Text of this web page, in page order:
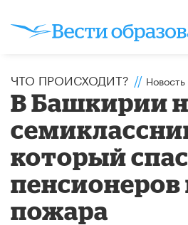
ЧТО ПРОИСХОДИТ? // Новость
В Башкирии
который
пенсионеров
пожара